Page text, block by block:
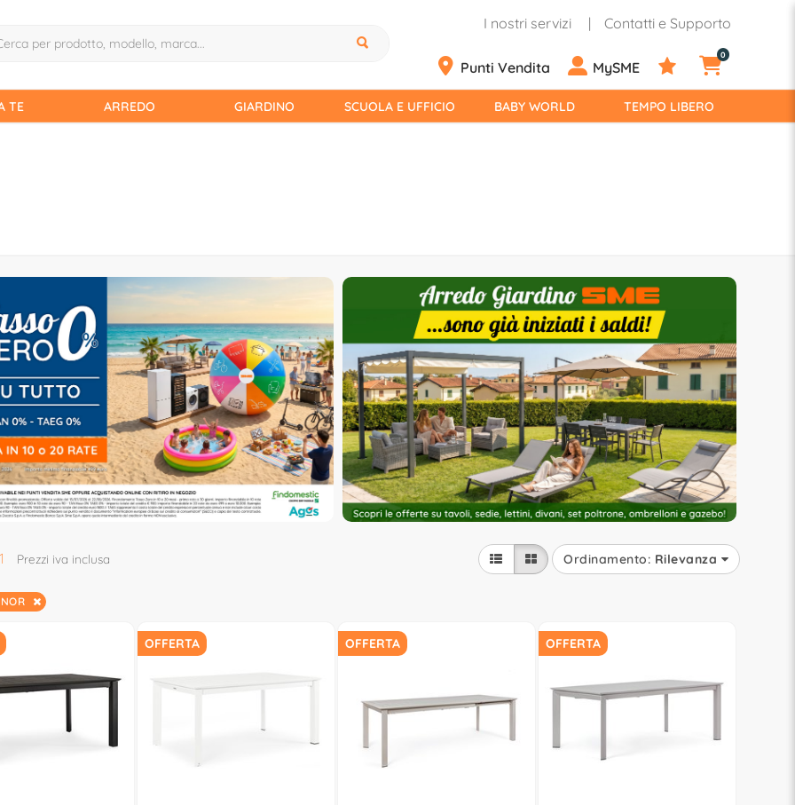
I nostri servizi Contatti e Supporto
Punti Vendita MySME
0
TE ARREDO GIARDINO SCUOLA E UFFICIO BABY WORLD TEMPO LIBERO
Prezzi iva inclusa Ordinamento: Rilevanza
OFFERTA OFFERTA OFFERTA